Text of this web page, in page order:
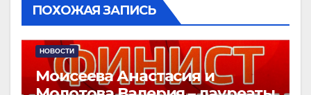
ПОХОЖАЯ ЗАПИСЬ
НОВОСТИ
Моисеева Анастасия и